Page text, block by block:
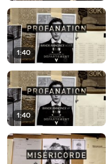
1:40
1:40